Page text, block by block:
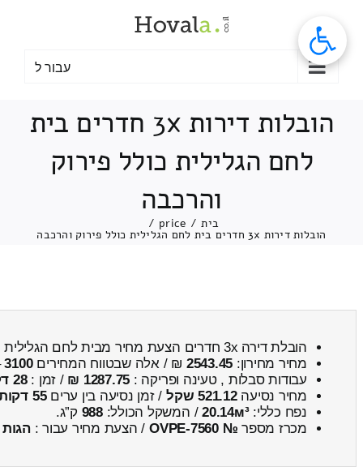
עבור ל
הובלות דירות 3x חדרים בית
לחם הגלילית כולל פירוק
והרכבה
בית /
price
/
הובלות דירות 3x חדרים בית לחם הגלילית כולל פירוק והרכבה
הובלת דירה 3x חדרים הצעת מחיר מבית לחם הגלילית ← לניר דוד (תל עמל)
מחיר מחירון: 2543.45 ₪ / אלה שבטווח המחירים3100
עבודות סבלות , טעינה ופריקה : 1287.75 ₪ / זמן :28 דקות 17 שניות
מחיר נסיעה521.12 שקל / זמן נסיעה בין ערים55 דקות
נפח כללי:20.14м³/ המשקל הכולל:988 ק”ג.
מכרז מספר № OVPE-7560 / הצעת מחיר עבור :הגות